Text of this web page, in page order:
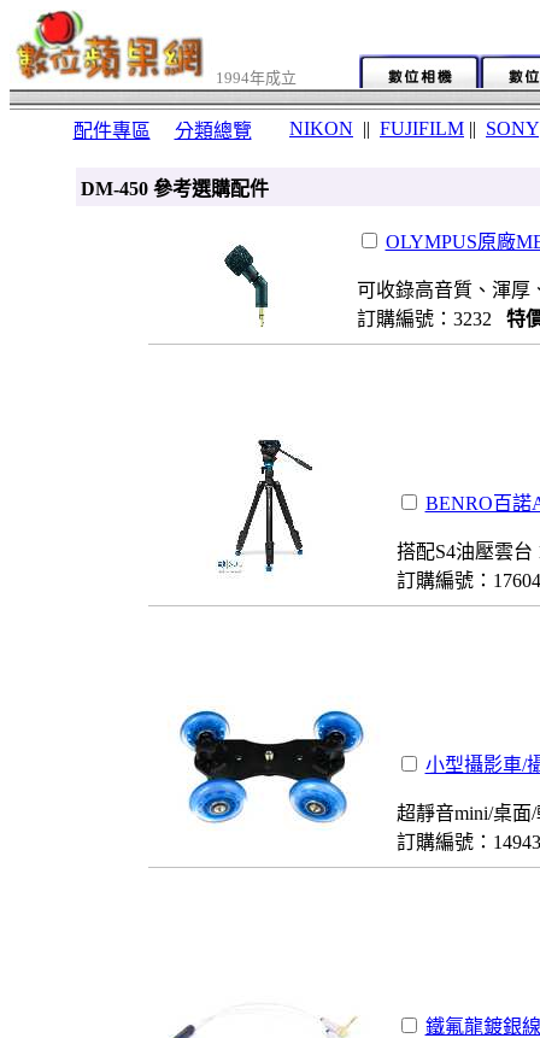
1994年成立
配件專區 分類總覽 NIKON || FUJIFILM || SONY
DM-450 參考選購配件
OLYMPUS原廠
可收錄高音質、渾厚
訂購編號：3232 特
BENRO百諾
搭配S4油壓雲台
訂購編號：
小型攝影車/
超靜音mini/桌面
訂購編號：
鐵氟龍鍍銀